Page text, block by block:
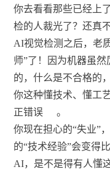
你去看看那些已经上
检的人裁光了？还真
AI视觉检测之后，老
师”了！因为机器虽
的，什么是不合格的
你这种懂技术、懂工
正错误
。
你现在担心的“失业”
的“技术经验”会变得
AI，是不是得有人懂